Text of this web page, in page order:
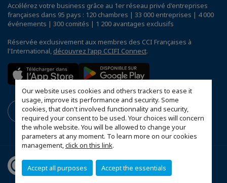
Our website uses cookies and others trackers to ease it
usage, improve its performance and security. Some
cookies, that don't involved functionnality and security,
required your consent to be used. Your choices will concern
the whole website. You will be allowed to change your
parameters at any moment. To learn more on our cookies
management,click on this link.
Accept all purposes Accept the essentials
Accélérez votre business grâce au 1er réseau privé d'entreprises
françaises dans 95 pays : 120 chambres | 33 000 entreprises | 4 000
événements | 300 comités | 1 200 avantages exclusifs
Réservée exclusivement aux membres des CCI Françaises à
l'International, découvrez l'app CCIFI Connect.